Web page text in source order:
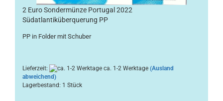
2 Euro Sondermünze Portugal 2022
Südatlantiküberquerung PP
PP in Folder mit Schuber
Lieferzeit: ca. 1-2 Werktage (Ausland
abweichend)
Lagerbestand: 1 Stück